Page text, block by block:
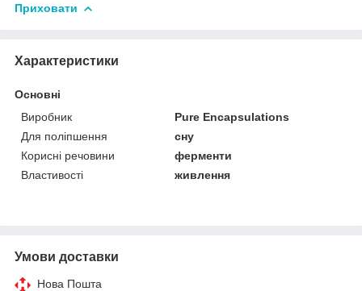
Приховати
Характеристики
Основні
Виробник
Pure Encapsulations
Для поліпшення
сну
Корисні речовини
ферменти
Властивості
живлення
Умови доставки
Нова Пошта